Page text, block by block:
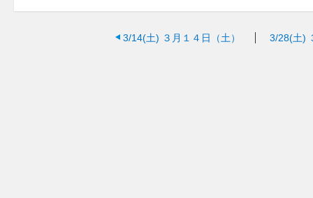
3/14(土) ３月１４日（土） 3/28(土)